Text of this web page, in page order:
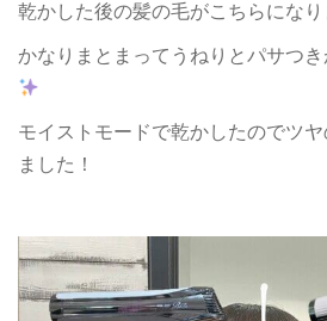
乾かした後の髪の毛がこちらになり
かなりまとまってうねりとパサつ
モイストモードで乾かしたのでツ
ました！